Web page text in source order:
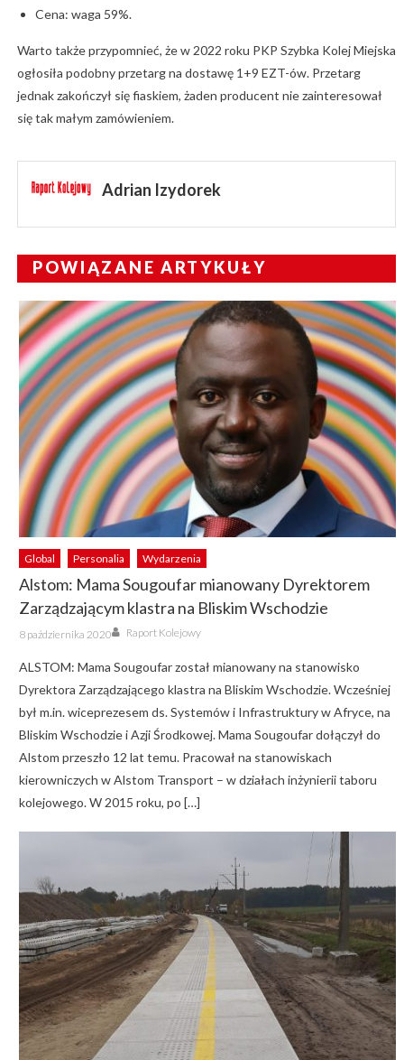
Cena: waga 59%.
Warto także przypomnieć, że w 2022 roku PKP Szybka Kolej Miejska
ogłosiła podobny przetarg na dostawę 1+9 EZT-ów. Przetarg
jednak zakończył się fiaskiem, żaden producent nie zainteresował
się tak małym zamówieniem.
Adrian Izydorek
POWIĄZANE ARTYKUŁY
Global Personalia Wydarzenia
Alstom: Mama Sougoufar mianowany Dyrektorem
Zarządzającym klastra na Bliskim Wschodzie
Posted
on
8 października 2020 Author
Raport Kolejowy
ALSTOM: Mama Sougoufar został mianowany na stanowisko
Dyrektora Zarządzającego klastra na Bliskim Wschodzie. Wcześniej
był m.in. wiceprezesem ds. Systemów i Infrastruktury w Afryce, na
Bliskim Wschodzie i Azji Środkowej. Mama Sougoufar dołączył do
Alstom przeszło 12 lat temu. Pracował na stanowiskach
kierowniczych w Alstom Transport – w działach inżynierii taboru
kolejowego. W 2015 roku, po […]